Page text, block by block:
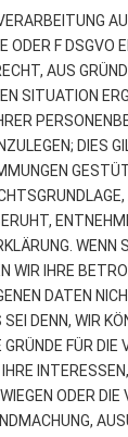
ODER F DSGVO
AUS
SITUATION
DIES
WENN
WIR IHRE
DATEN
DENN, WIR
FÜR DIE
ODER